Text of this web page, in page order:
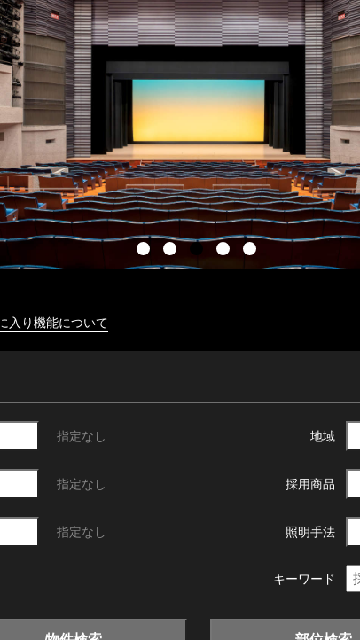
入り機能について
指定なし 地域
指定なし 採用商品
指定なし 照明手法
キーワード